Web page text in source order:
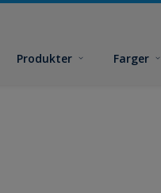
Produkter Farger